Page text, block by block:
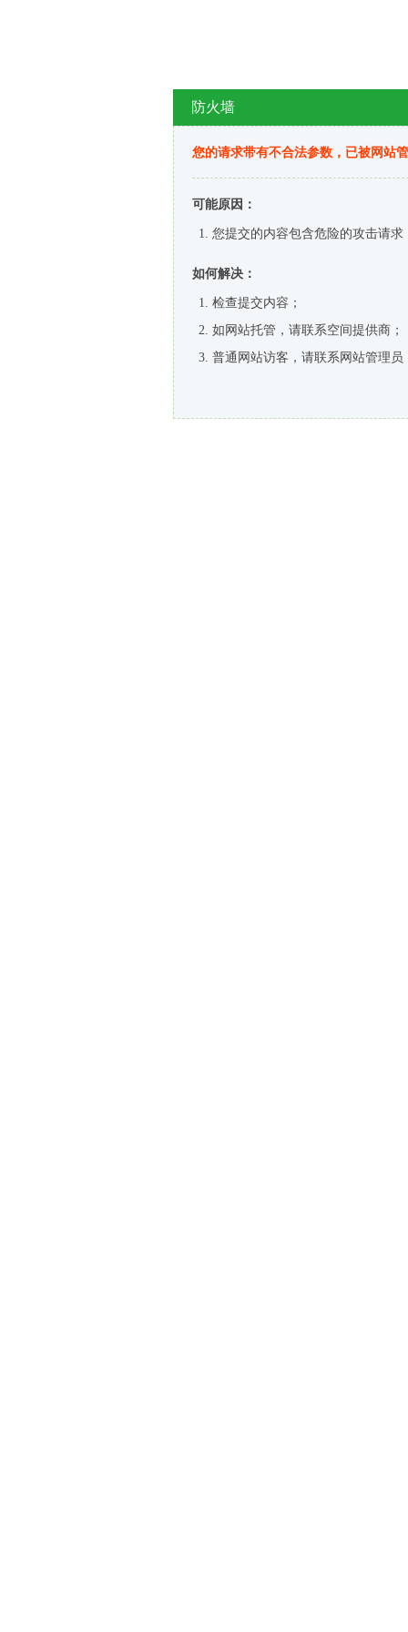
防火墙
您的请求带有不合法参数，已被网站
可能原因：
您提交的内容包含危险的攻击请求
如何解决：
检查提交内容；
如网站托管，请联系空间提供商；
普通网站访客，请联系网站管理员